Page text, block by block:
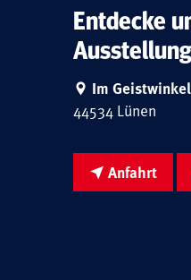
Entdecke
Im
44534 Lünen
Anfahrt